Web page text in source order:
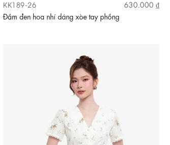
KK189-26
630.000 ₫
Đầm đen hoa nhí dáng xòe tay phồng